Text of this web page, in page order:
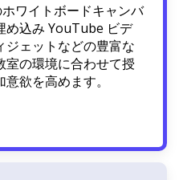
ワイトボードキャンバ
め込み YouTube ビデ
ジェットなどの豊富な
室の環境に合わせて授
欲を高めます。